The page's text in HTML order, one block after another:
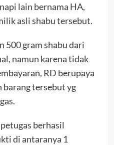
lain bernama HA,
asli shabu tersebut.
500 gram shabu dari
namun karena tidak
RD berupaya
barang tersebut yg
berhasil
di antaranya 1